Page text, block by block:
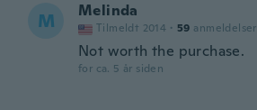
M Melinda
Tilmeldt 2014 · 59 anmeldelser
Not worth the purchase.
for ca. 5 år siden